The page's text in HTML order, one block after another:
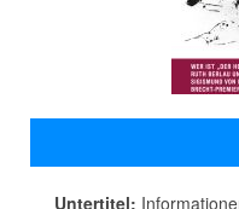
Untertitel: